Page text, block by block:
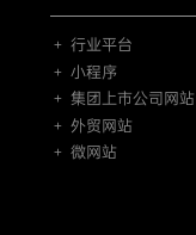
＋ 行业平台
＋ 小程序
＋ 集团上市公司网站
＋ 外贸网站
＋ 微网站